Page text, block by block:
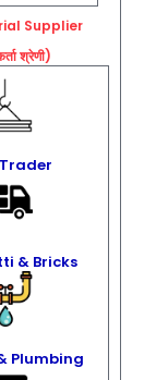
Supplier
श्रेणी)
& Bricks
Plumbing